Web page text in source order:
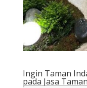
Ingin Taman
pada Jasa